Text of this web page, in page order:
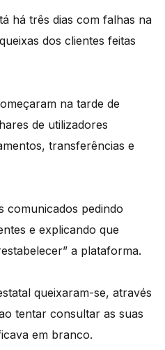
há três dias com falhas na
dos clientes feitas
na tarde de
de utilizadores
transferências e
comunicados pedindo
e explicando que
a plataforma.
queixaram-se, através
tentar consultar as suas
em branco.